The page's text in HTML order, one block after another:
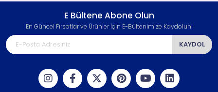
E Bültene Abone Olun
En Güncel Fırsatlar ve Ürünler İçin E-Bültenimize Kaydolun!
KAYDOL